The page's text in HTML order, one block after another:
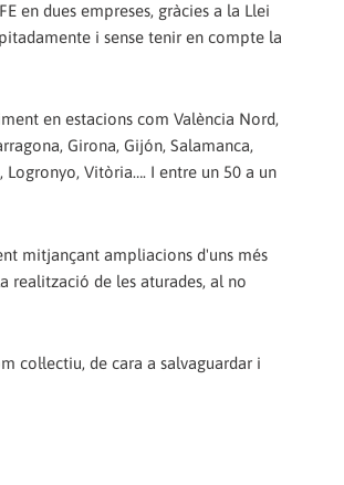
en dues empreses, gràcies a la Llei
i sense tenir en compte la
en estacions com València Nord,
Girona, Gijón, Salamanca,
Logronyo, Vitòria…. I entre un 50 a un
mitjançant ampliacions d'uns més
realització de les aturades, al no
col·lectiu, de cara a salvaguardar i